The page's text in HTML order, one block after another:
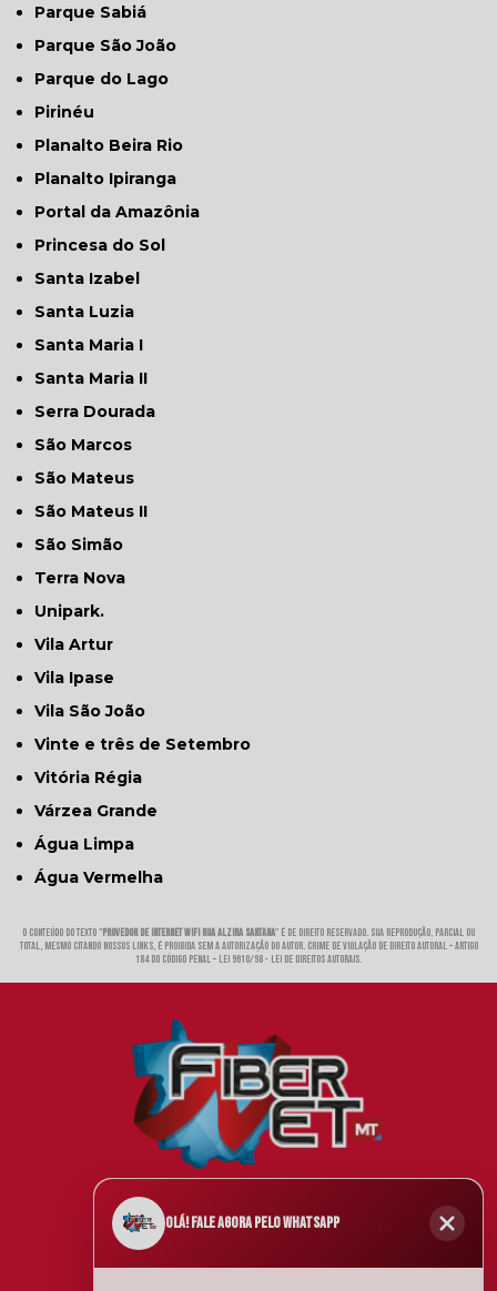
Parque Sabiá
Parque São João
Parque do Lago
Pirinéu
Planalto Beira Rio
Planalto Ipiranga
Portal da Amazônia
Princesa do Sol
Santa Izabel
Santa Luzia
Santa Maria I
Santa Maria II
Serra Dourada
São Marcos
São Mateus
São Mateus II
São Simão
Terra Nova
Unipark.
Vila Artur
Vila Ipase
Vila São João
Vinte e três de Setembro
Vitória Régia
Várzea Grande
Água Limpa
Água Vermelha
O conteúdo do texto "Provedor de Internet Wifi Rua Alzira Santana" é de direito reservado. Sua reprodução, parcial ou
total, mesmo citando nossos links, é proibida sem a autorização do autor. Crime de violação de direito autoral – artigo
184 do Código Penal – Lei 9610/98 - Lei de direitos autorais.
(65) 4042-2255 @FIBERNET
Olá! Fale agora pelo WhatsApp